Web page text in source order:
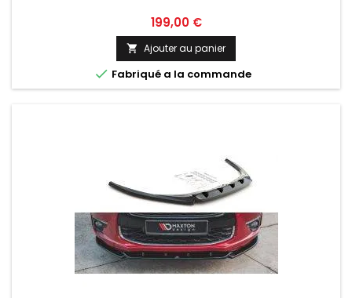
Prix
199,00 €
 Ajouter au panier
 Fabriqué a la commande